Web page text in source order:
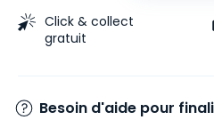
Click & collect
gratuit
Besoin d'aide pour